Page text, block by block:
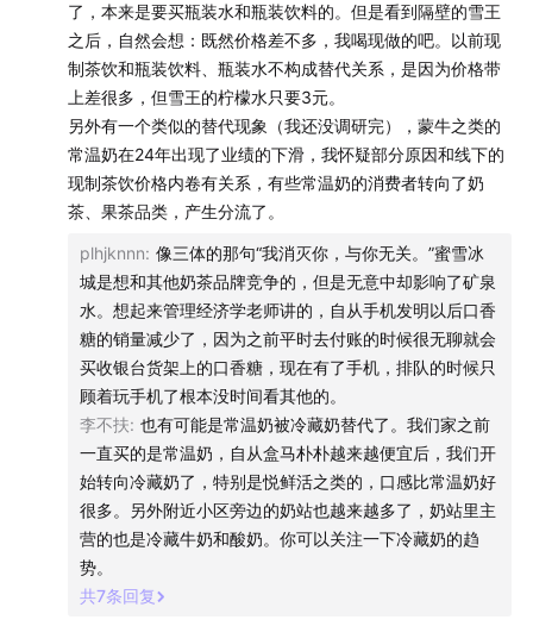
「MoveFree益节」四款氨糖产品选择推荐：
缓痛首选【绿标瓶】，成分配比科学，有效缓解关节不
适，有效修复受损的关节软骨，缓痛效果最明显。
补钙优选【五合一高钙氨糖】，重视有补钙需求和需要
多方补充营养的老人，一瓶多补，高含量钙+维生素D，
了，本来是要买瓶装水和瓶装饮料的。但是看到隔壁的雪王
之后，自然会想：既然价格差不多，我喝现做的吧。以前现
制茶饮和瓶装饮料、瓶装水不构成替代关系，是因为价格带
上差很多，但雪王的柠檬水只要3元。
另外有一个类似的替代现象（我还没调研完），蒙牛之类的
常温奶在24年出现了业绩的下滑，我怀疑部分原因和线下的
现制茶饮价格内卷有关系，有些常温奶的消费者转向了奶
茶、果茶品类，产生分流了。
plhjknnn: 像三体的那句“我消灭你，与你无关。”蜜雪冰
城是想和其他奶茶品牌竞争的，但是无意中却影响了矿泉
水。想起来管理经济学老师讲的，自从手机发明以后口香
糖的销量减少了，因为之前平时去付账的时候很无聊就会
买收银台货架上的口香糖，现在有了手机，排队的时候只
顾着玩手机了根本没时间看其他的。
李不扶: 也有可能是常温奶被冷藏奶替代了。我们家之前
一直买的是常温奶，自从盒马朴朴越来越便宜后，我们开
始转向冷藏奶了，特别是悦鲜活之类的，口感比常温奶好
很多。另外附近小区旁边的奶站也越来越多了，奶站里主
营的也是冷藏牛奶和酸奶。你可以关注一下冷藏奶的趋
势。
共7条回复